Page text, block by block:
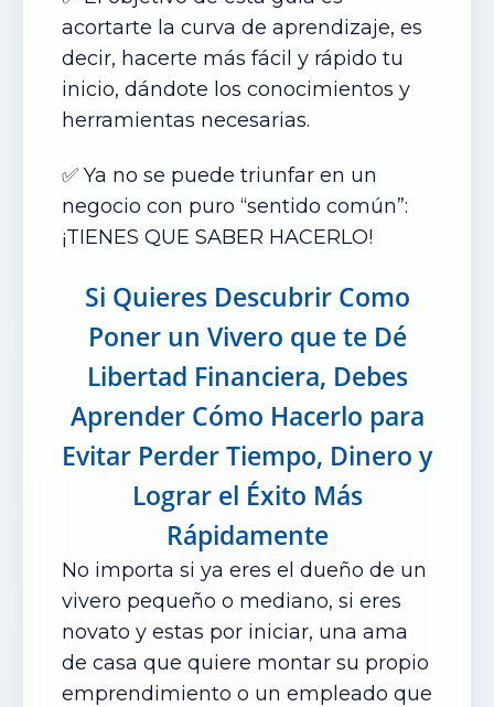
acortarte la curva de aprendizaje, es
decir, hacerte más fácil y rápido tu
inicio, dándote los conocimientos y
herramientas necesarias.
✅ Ya no se puede triunfar en un
negocio con puro “sentido común”:
¡TIENES QUE SABER HACERLO!
Si Quieres Descubrir Como
Poner un Vivero que te Dé
Libertad Financiera, Debes
Aprender Cómo Hacerlo para
Evitar Perder Tiempo, Dinero y
Lograr el Éxito Más
Rápidamente
No importa si ya eres el dueño de un
vivero pequeño o mediano, si eres
novato y estas por iniciar, una ama
de casa que quiere montar su propio
emprendimiento o un empleado que